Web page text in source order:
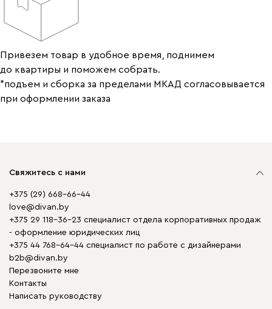
Привезем товар в удобное время, поднимем
до квартиры и поможем собрать.
*подъем и сборка за пределами МКАД согласовывается
при оформлении заказа
Свяжитесь с нами
+375 (29) 668-66-44
love@divan.by
+375 29 118-36-23 специалист отдела корпоративных продаж
- оформление юридических лиц
+375 44 768-64-44 специалист по работе с дизайнерами
b2b@divan.by
Перезвоните мне
Контакты
Написать руководству